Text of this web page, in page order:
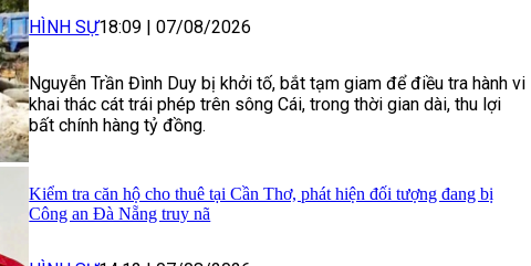
HÌNH SỰ18:09 07/08/2026
Nguyễn Trần Đình Duy bị khởi tố, bắt tạm giam để điều tra hành vi
khai thác cát trái phép trên sông Cái, trong thời gian dài, thu lợi
bất chính hàng tỷ đồng.
Kiểm tra căn hộ cho thuê tại Cần Thơ, phát hiện đối tượng đang bị
Công an Đà Nẵng truy nã